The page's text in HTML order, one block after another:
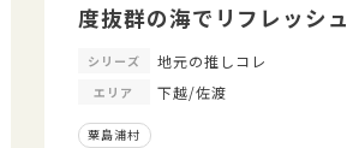
度抜群の海でリフレッシュ
シリーズ 地元の推しコレ
エリア 下越/佐渡
粟島浦村